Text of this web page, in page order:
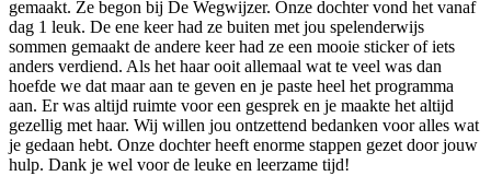
gemaakt. Ze begon bij De Wegwijzer. Onze dochter vond het vanaf
dag 1 leuk. De ene keer had ze buiten met jou spelenderwijs
sommen gemaakt de andere keer had ze een mooie sticker of iets
anders verdiend. Als het haar ooit allemaal wat te veel was dan
hoefde we dat maar aan te geven en je paste heel het programma
aan. Er was altijd ruimte voor een gesprek en je maakte het altijd
gezellig met haar. Wij willen jou ontzettend bedanken voor alles wat
je gedaan hebt. Onze dochter heeft enorme stappen gezet door jouw
hulp. Dank je wel voor de leuke en leerzame tijd!